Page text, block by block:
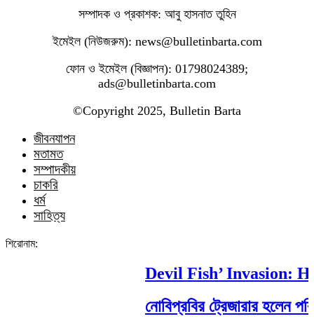
সম্পাদক ও প্রকাশক: আবু হাসনাত তুহিন
ইমেইল (নিউজরুম): news@bulletinbarta.com
ফোন ও ইমেইল (বিজ্ঞাপন): 01798024389;
ads@bulletinbarta.com
©️Copyright 2025, Bulletin Barta
জীবনযাপন
মতামত
সম্পাদকীয়
চাকরি
ধর্ম
সাহিত্য
শিরোনাম:
Devil Fish’ Invasion:
নোবিপ্রবির ট্রেজারার হলেন